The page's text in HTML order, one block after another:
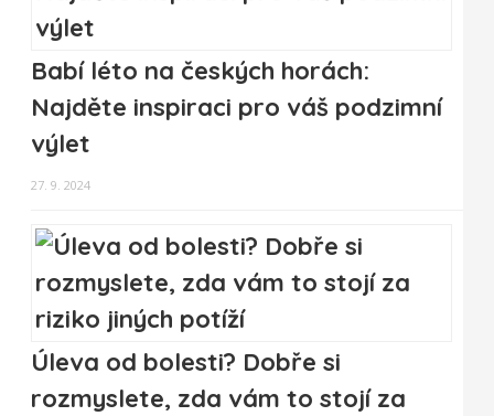
Babí léto na českých horách:
Najděte inspiraci pro váš podzimní
výlet
27. 9. 2024
Úleva od bolesti? Dobře si
rozmyslete, zda vám to stojí za